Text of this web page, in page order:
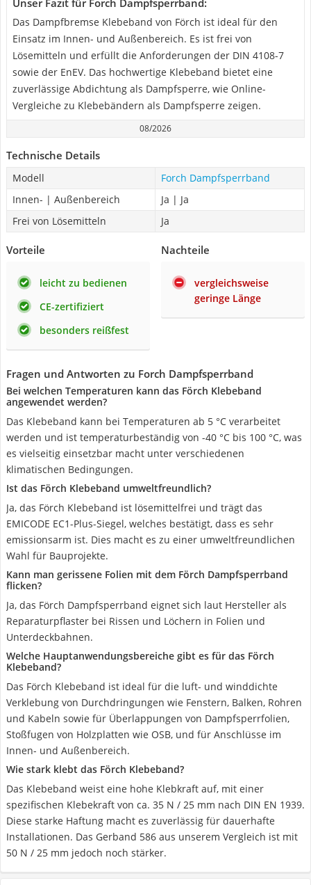
Unser Fazit für Forch Dampfsperrband:
Das Dampfbremse Klebeband von Förch ist ideal für den
Einsatz im Innen- und Außenbereich. Es ist frei von
Lösemitteln und erfüllt die Anforderungen der DIN 4108-7
sowie der EnEV. Das hochwertige Klebeband bietet eine
zuverlässige Abdichtung als Dampfsperre, wie Online-
Vergleiche zu Klebebändern als Dampfsperre zeigen.
08/2026
Technische Details
Modell
Forch Dampfsperrband
Innen- | Außenbereich
Ja | Ja
Frei von Lösemitteln
Ja
Vorteile
leicht zu bedienen
CE-zertifiziert
besonders reißfest
Nachteile
vergleichsweise
geringe Länge
Fragen und Antworten zu Forch Dampfsperrband
Bei welchen Temperaturen kann das Förch Klebeband
angewendet werden?
Das Klebeband kann bei Temperaturen ab 5 °C verarbeitet
werden und ist temperaturbeständig von -40 °C bis 100 °C, was
es vielseitig einsetzbar macht unter verschiedenen
klimatischen Bedingungen.
Ist das Förch Klebeband umweltfreundlich?
Ja, das Förch Klebeband ist lösemittelfrei und trägt das
EMICODE EC1-Plus-Siegel, welches bestätigt, dass es sehr
emissionsarm ist. Dies macht es zu einer umweltfreundlichen
Wahl für Bauprojekte.
Kann man gerissene Folien mit dem Förch Dampfsperrband
flicken?
Ja, das Förch Dampfsperrband eignet sich laut Hersteller als
Reparaturpflaster bei Rissen und Löchern in Folien und
Unterdeckbahnen.
Welche Hauptanwendungsbereiche gibt es für das Förch
Klebeband?
Das Förch Klebeband ist ideal für die luft- und winddichte
Verklebung von Durchdringungen wie Fenstern, Balken, Rohren
und Kabeln sowie für Überlappungen von Dampfsperrfolien,
Stoßfugen von Holzplatten wie OSB, und für Anschlüsse im
Innen- und Außenbereich.
Wie stark klebt das Förch Klebeband?
Das Klebeband weist eine hohe Klebkraft auf, mit einer
spezifischen Klebekraft von ca. 35 N / 25 mm nach DIN EN 1939.
Diese starke Haftung macht es zuverlässig für dauerhafte
Installationen. Das Gerband 586 aus unserem Vergleich ist mit
50 N / 25 mm jedoch noch stärker.